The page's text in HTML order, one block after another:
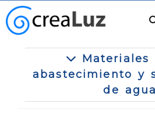
Materiales
abastecimiento y
de